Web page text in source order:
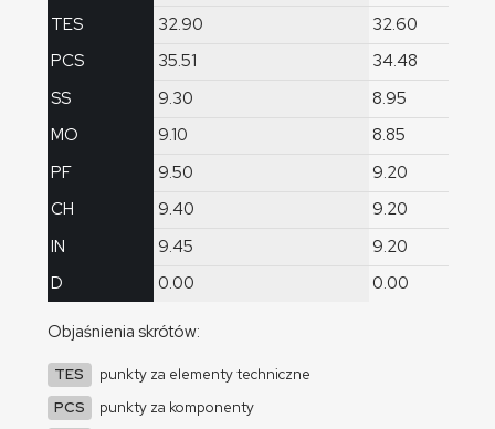
TES
PCS
SS
MO
PF
CH
IN
D
32.90
35.51
9.30
9.10
9.50
9.40
9.45
0.00
32.60
34.48
8.95
8.85
9.20
9.20
9.20
0.00
Objaśnienia skrótów:
TES
punkty za elementy techniczne
PCS
punkty za komponenty